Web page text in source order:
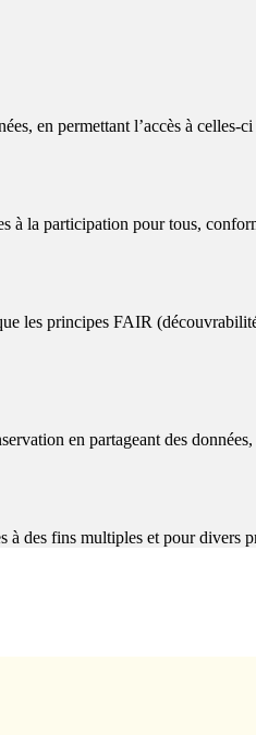
en permettant l’accès à celles-ci
à la participation pour tous,
les principes FAIR
en partageant des données,
des fins multiples et pour divers